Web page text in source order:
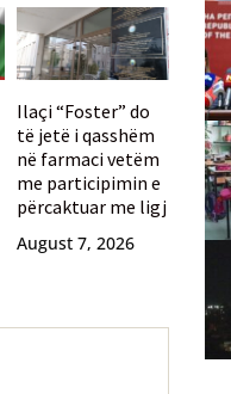
Ilaçi “Foster” do
të jetë i qasshëm
në farmaci vetëm
me participimin e
përcaktuar me ligj
August 7, 2026